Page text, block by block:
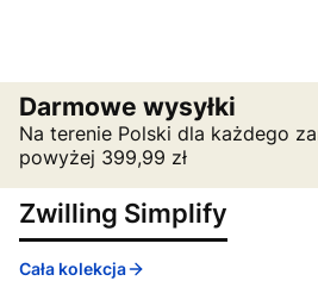
Darmowe wysyłki
Na terenie Polski dla każdego
powyżej 399,99 zł
Zwilling Simplify
Cała kolekcja